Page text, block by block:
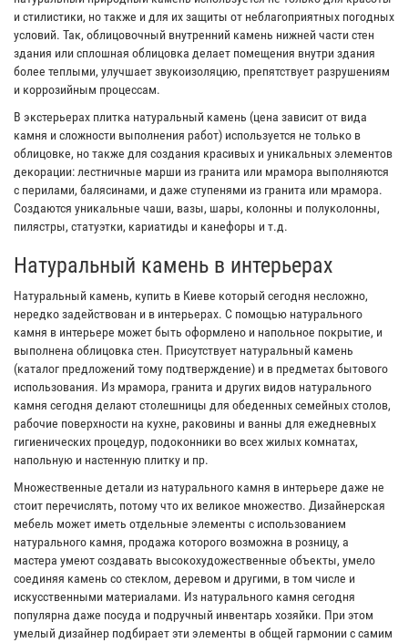
и стилистики, но также и для их защиты от неблагоприятных погодных
условий. Так, облицовочный внутренний камень нижней части стен
здания или сплошная облицовка делает помещения внутри здания
более теплыми, улучшает звукоизоляцию, препятствует разрушениям
и коррозийным процессам.
В экстерьерах плитка натуральный камень (цена зависит от вида
камня и сложности выполнения работ) используется не только в
облицовке, но также для создания красивых и уникальных элементов
декорации: лестничные марши из гранита или мрамора выполняются
с перилами, балясинами, и даже ступенями из гранита или мрамора.
Создаются уникальные чаши, вазы, шары, колонны и полуколонны,
пилястры, статуэтки, кариатиды и канефоры и т.д.
Натуральный камень в интерьерах
Натуральный камень, купить в Киеве который сегодня несложно,
нередко задействован и в интерьерах. С помощью натурального
камня в интерьере может быть оформлено и напольное покрытие, и
выполнена облицовка стен. Присутствует натуральный камень
(каталог предложений тому подтверждение) и в предметах бытового
использования. Из мрамора, гранита и других видов натурального
камня сегодня делают столешницы для обеденных семейных столов,
рабочие поверхности на кухне, раковины и ванны для ежедневных
гигиенических процедур, подоконники во всех жилых комнатах,
напольную и настенную плитку и пр.
Множественные детали из натурального камня в интерьере даже не
стоит перечислять, потому что их великое множество. Дизайнерская
мебель может иметь отдельные элементы с использованием
натурального камня, продажа которого возможна в розницу, а
мастера умеют создавать высокохудожественные объекты, умело
соединяя камень со стеклом, деревом и другими, в том числе и
искусственными материалами. Из натурального камня сегодня
популярна даже посуда и подручный инвентарь хозяйки. При этом
умелый дизайнер подбирает эти элементы в общей гармонии с самим